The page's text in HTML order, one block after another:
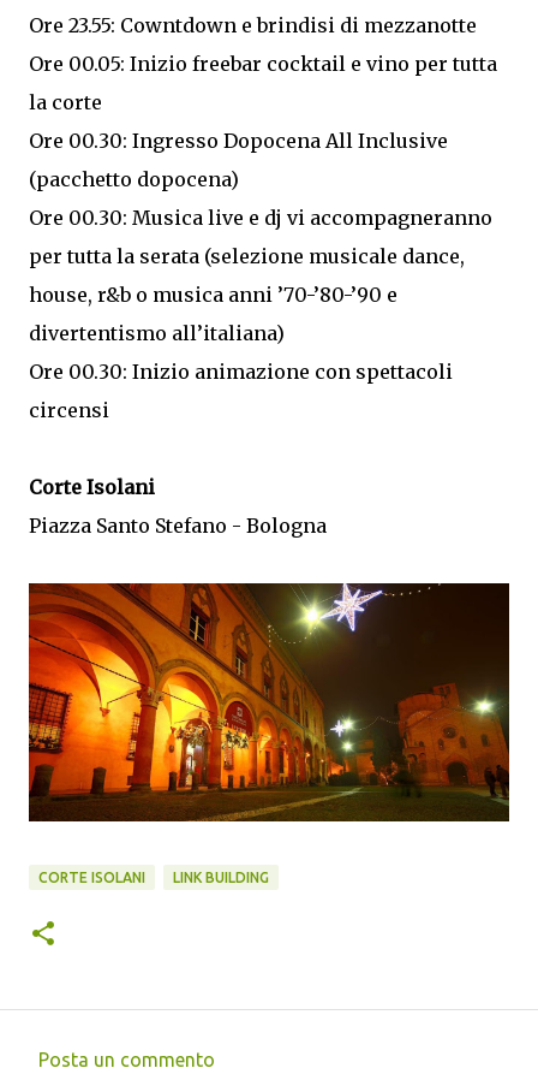
Ore 23.55: Cowntdown e brindisi di mezzanotte
Ore 00.05: Inizio freebar cocktail e vino per tutta
la corte
Ore 00.30: Ingresso Dopocena All Inclusive
(pacchetto dopocena)
Ore 00.30: Musica live e dj vi accompagneranno
per tutta la serata (selezione musicale dance,
house, r&b o musica anni ’70-’80-’90 e
divertentismo all’italiana)
Ore 00.30: Inizio animazione con spettacoli
circensi
Corte Isolani
Piazza Santo Stefano - Bologna
CORTE ISOLANI LINK BUILDING
Posta un commento